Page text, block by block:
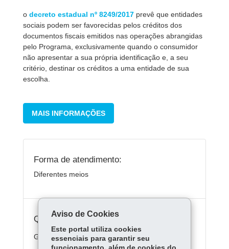
o decreto estadual nº 8249/2017 prevê que entidades
sociais podem ser favorecidas pelos créditos dos
documentos fiscais emitidos nas operações abrangidas
pelo Programa, exclusivamente quando o consumidor
não apresentar a sua própria identificação e, a seu
critério, destinar os créditos a uma entidade de sua
escolha.
MAIS INFORMAÇÕES
Forma de atendimento:
Diferentes meios
Quanto custa:
Gratuito.
Aviso de Cookies
Este portal utiliza cookies
essenciais para garantir seu